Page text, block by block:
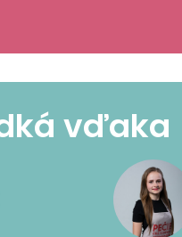
vďaka